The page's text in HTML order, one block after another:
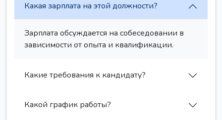
Какая зарплата на этой должности?
Зарплата обсуждается на собеседовании в
зависимости от опыта и квалификации.
Какие требования к кандидату?
Какой график работы?